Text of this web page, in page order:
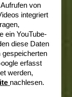
von
integriert
ein YouTube-
diese Daten
gespeicherten
erfasst
werden,
nachlesen.